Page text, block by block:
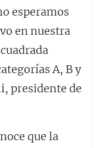
esperamos
en nuestra
A, B y
presidente de
que la